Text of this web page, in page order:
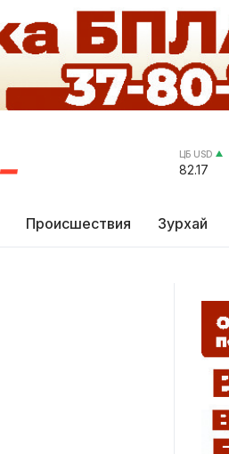
ЦБ USD
82.17
Происшествия Зурхай